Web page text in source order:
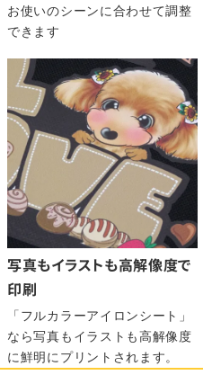
お使いのシーンに合わせて調整
できます
写真もイラストも高解像度で
印刷
「フルカラーアイロンシート」
なら写真もイラストも高解像度
に鮮明にプリントされます。